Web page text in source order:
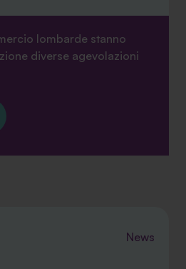
lombarde stanno
diverse agevolazioni
News